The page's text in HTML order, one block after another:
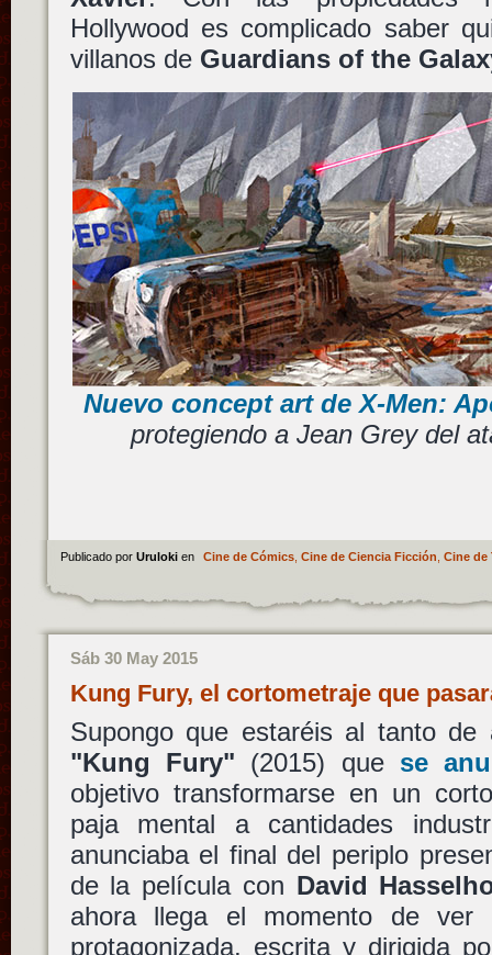
Hollywood es complicado saber
villanos de Guardians of the
Nuevo concept art de X-Men:
protegiendo a Jean Grey del
Publicado por Uruloki en Cine de Cómics, Cine de Ciencia Ficción Cine de
Sáb 30 May 2015
Kung Fury, el cortometraje que
Supongo que estaréis al tanto de
"Kung Fury" (2015) que se
objetivo transformarse en un
paja mental a cantidades
anunciaba el final del periplo
de la película con David
ahora llega el momento de ver
protagonizada, escrita y dirigida